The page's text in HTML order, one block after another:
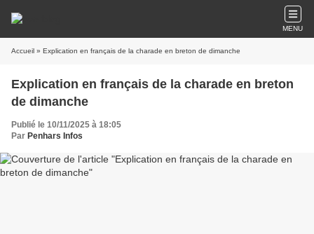
MENU
Accueil » Explication en français de la charade en breton de dimanche
Explication en français de la charade en breton
de dimanche
Publié le 10/11/2025 à 18:05
Par Penhars Infos